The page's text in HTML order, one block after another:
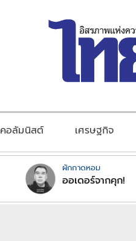
คอลัมนิสต์ เศรษฐกิจ
ผักกาดหอม
ออเดอร์จากคุก!